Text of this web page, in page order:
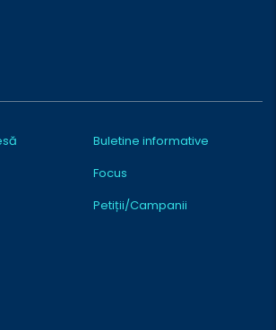
Buletine informative
Focus
Petiții/Campanii